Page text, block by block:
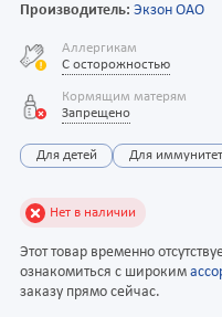
Производитель: Экзон ОАО
Аллергикам
С осторожностью
Кормящим матерям
Запрещено
Для детей Для
Нет в наличии
Этот товар временно
ознакомиться с широким
заказу прямо сейчас.